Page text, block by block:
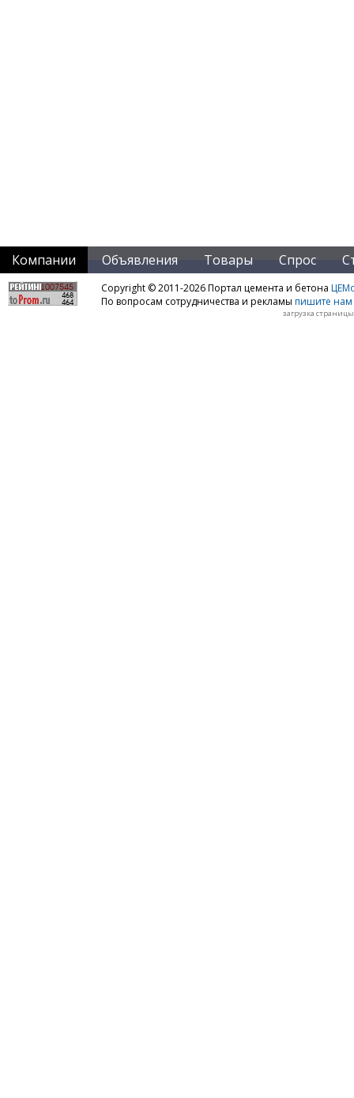
Компании Объявления Товары Спрос
Copyright © 2011-2026 Портал цемента и бетона
По вопросам сотрудничества и рекламы пишите нам
загрузка